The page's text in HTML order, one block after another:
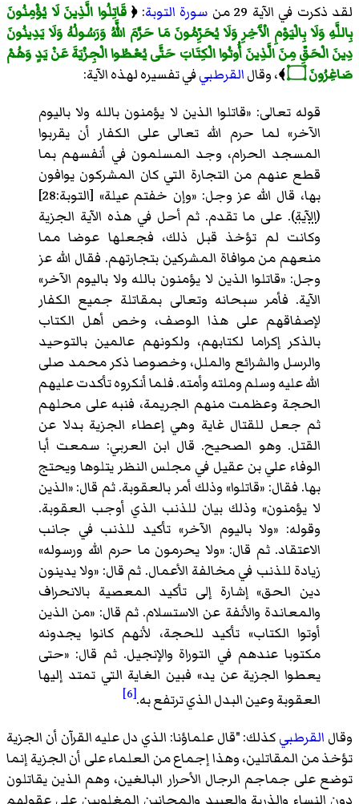
لقد ذكرت في الآية 29 من سورة التوبة:﴿قَاتِلُوا الَّذِينَ لَا يُؤْمِنُونَ
بِاللَّهِ وَلَا بِالْيَوْمِ الْآَخِرِ وَلَا يُحَرِّمُونَ مَا حَرَّمَ اللَّهُ وَرَسُولُهُ وَلَا يَدِينُونَ
دِينَ الْحَقِّ مِنَ الَّذِينَ أُوتُوا الْكِتَابَ حَتَّى يُعْطُوا الْجِزْيَةَ عَنْ يَدٍ وَهُمْ
صَاغِرُونَ ۝
﴾، وقالالقرطبيفي تفسيره لهذه الآية:
قوله تعالى: «قاتلوا الذين لا يؤمنون بالله ولا باليوم
الآخر» لما حرم الله تعالى على الكفار أن يقربوا
المسجد الحرام، وجد المسلمون في أنفسهم بما
قطع عنهم من التجارة التي كان المشركون يوافون
بها، قال الله عز وجل: «وإن خفتم عيلة» [التوبة:28]
(الآية). على ما تقدم. ثم أحل في هذه الآية الجزية
وكانت لم تؤخذ قبل ذلك، فجعلها عوضا مما
منعهم من موافاة المشركين بتجارتهم. فقال الله عز
وجل: «قاتلوا الذين لا يؤمنون بالله ولا باليوم الآخر»
الآية. فأمر سبحانه وتعالى بمقاتلة جميع الكفار
لإصفاقهم على هذا الوصف، وخص أهل الكتاب
بالذكر إكراما لكتابهم، ولكونهم عالمين بالتوحيد
والرسل والشرائع والملل، وخصوصا ذكر محمد صلى
الله عليه وسلم وملته وأمته. فلما أنكروه تأكدت عليهم
الحجة وعظمت منهم الجريمة، فنبه على محلهم
ثم جعل للقتال غاية وهي إعطاء الجزية بدلا عن
القتل. وهو الصحيح. قال ابن العربي: سمعت أبا
الوفاء علي بن عقيل في مجلس النظر يتلوها ويحتج
بها. فقال: «قاتلوا» وذلك أمر بالعقوبة. ثم قال: «الذين
لا يؤمنون» وذلك بيان للذنب الذي أوجب العقوبة.
وقوله: «ولا باليوم الآخر» تأكيد للذنب في جانب
الاعتقاد. ثم قال: «ولا يحرمون ما حرم الله ورسوله»
زيادة للذنب في مخالفة الأعمال. ثم قال: «ولا يدينون
دين الحق» إشارة إلى تأكيد المعصية بالانحراف
والمعاندة والأنفة عن الاستسلام. ثم قال: «من الذين
أوتوا الكتاب» تأكيد للحجة، لأنهم كانوا يجدونه
مكتوبا عندهم في التوراة والإنجيل. ثم قال: «حتى
يعطوا الجزية عن يد» فبين الغاية التي تمتد إليها
العقوبة وعين البدل الذي ترتفع به.[6]
وقال القرطبيكذلك: "قال علماؤنا: الذي دل عليه القرآن أن الجزية
تؤخذ من المقاتلين، وهذا إجماع من العلماء على أن الجزية إنما
توضع على جماجم الرجال الأحرار البالغين، وهم الذين يقاتلون